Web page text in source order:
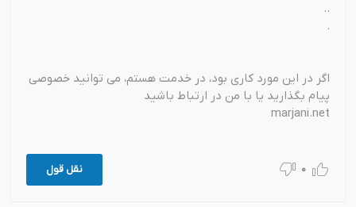
..
.
اگر در این مورد کاری بود، در خدمت هستم، می توانید خصوصی
پیام بگذارید یا با من در ارتباط باشید
marjani.net
نقل قول 0